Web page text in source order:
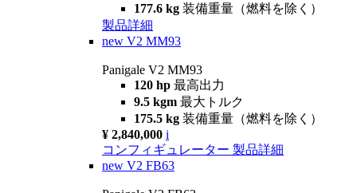
177.6 kg 装備重量（燃料を除く）
製品詳細
new V2 MM93
Panigale V2 MM93
120 hp 最高出力
9.5 kgm 最大トルク
175.5 kg 装備重量（燃料を除く）
¥ 2,840,000 i
コンフィギュレーター 製品詳細
new V2 FB63